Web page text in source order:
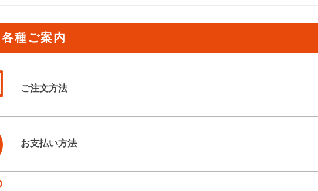
品 OCV-WA27,OCV-DA27,OCV-CM1737販売開始
品 液晶テレビ用保護パネル販売開始
08/16
品 HDMIケーブル販売開始
01/01
各種ご案内
ご注文方法
お支払い方法